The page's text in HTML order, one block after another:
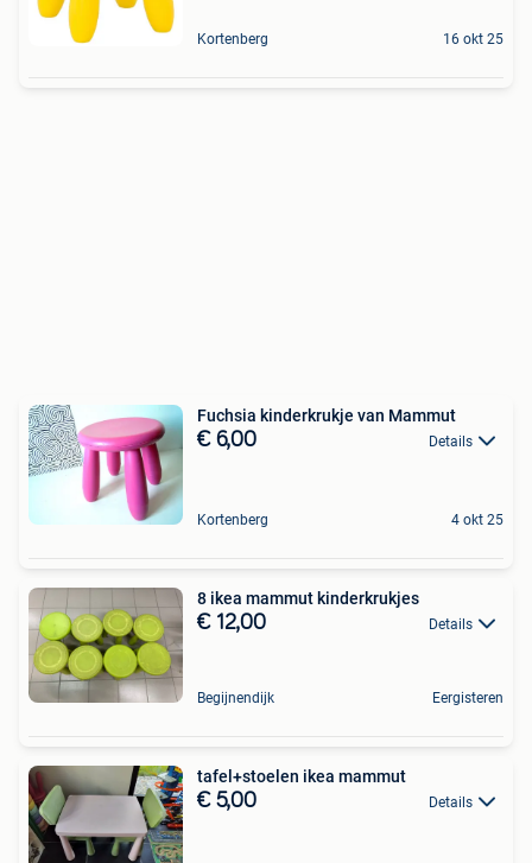
Kortenberg 16 okt 25
Fuchsia kinderkrukje van Mammut
€ 6,00 Details
Kortenberg 4 okt 25
8 ikea mammut kinderkrukjes
€ 12,00 Details
Begijnendijk Eergisteren
tafel+stoelen ikea mammut
€ 5,00 Details